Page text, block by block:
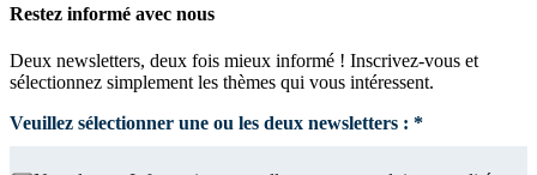
Restez informé avec nous
Deux newsletters, deux fois mieux informé ! Inscrivez-vous et
sélectionnez simplement les thèmes qui vous intéressent.
Veuillez sélectionner une ou les deux newsletters : *